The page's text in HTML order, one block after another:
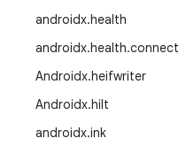
androidx.health
androidx.health.connect
Androidx.heifwriter
Androidx.hilt
androidx.ink